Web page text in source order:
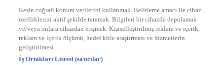
Kesin coğrafi konum verilerini kullanmak. Belirleme amacı ile cihaz
özelliklerini aktif şekilde taramak. Bilgileri bir cihazda depolamak
ve/veya onlara cihazdan erişmek. Kişiselleştirilmiş reklam ve içerik,
reklam ve içerik ölçümü, hedef kitle araştırması ve hizmetlerin
geliştirilmesi.
İş Ortakları Listesi (satıcılar)